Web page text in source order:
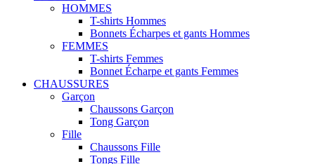
HOMMES
T-shirts Hommes
Bonnets Écharpes et gants Hommes
FEMMES
T-shirts Femmes
Bonnet Écharpe et gants Femmes
CHAUSSURES
Garçon
Chaussons Garçon
Tong Garçon
Fille
Chaussons Fille
Tongs Fille